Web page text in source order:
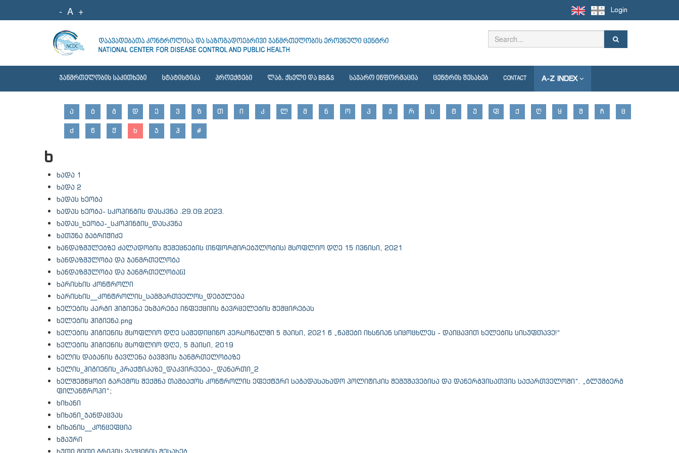
- A + Login
ᲯᲐᲜᲛᲠᲗᲔᲚᲝᲑᲘᲡ ᲡᲐᲙᲘᲗᲮᲔᲑᲘ ᲡᲢᲐᲢᲘᲡᲢᲘᲙᲐ ᲞᲠᲝᲔᲥᲢᲔᲑᲘ ᲚᲐᲑ. ᲥᲡᲔᲚᲘ ᲓᲐ BS&S ᲡᲐᲯᲐᲠᲝ ᲘᲜᲤᲝᲠᲛᲐᲪᲘᲐ ᲪᲔᲜᲢᲠᲘᲡ ᲨᲔᲡᲐᲮᲔᲑ CONTACT A-Z INDEX
Ა Ბ Გ Დ Ე Ვ Ზ Თ Ი Კ Ლ Მ Ნ Ო Პ Ჟ Რ Ს Ტ Უ Ფ Ქ Ღ Ყ Შ Ჩ Ც
Ძ Წ Ჭ Ხ Ჯ Ჰ #
ხ
ხადა 1
ხადა 2
ხადას ხეობა
ხადას ხეობა- სკოპინგის დასკვნა .29.09.2023.
ხადას_ხეობა-_სკოპინგის_დასკვნა
ხათუნა გაბრიჭიძე
ხანდაზმულებზე ძალადობის შემეცნების (ინფორმირებულობის) მსოფლიო დღე 15 ივნისი, 2021
ხანდაზმულობა და ჯანმრთელობა
ხანდაზმულობა და ჯანმრთელობა[i]
ხარისხის კონტროლი
ხარისხის__კონტროლის_სამმართველოს_დებულება
ხელების კარგი ჰიგიენა ეხმარება ინფექციის გავრცელების შემცირებას
ხელების ჰიგიენა.png
ხელების ჰიგიენის მსოფლიო დღე სამედიცინო პერსონალში 5 მაისი, 2021 წ „წამები იხსნიან სიცოცხლეს - დაიცავით ხელების სისუფთავე!“
ხელების ჰიგიენის მსოფლიო დღე, 5 მაისი, 2019
ხელის დაბანის გავლენა ბავშვის ჯანმრთელობაზე
ხელის_ჰიგიენის_პრაქტიკაზე_დაკვირვება-_დანართი_2
ხელშემწყობი გარემოს შექმნა თამბაქოს კონტროლის ეფექტური საგადასახადო პოლიტიკის შემუშავებისა და დანერგვისათვის საქართველოში“. „ბლუმბერგ
ფილანტროპი“;
ხიხანი
ხიხანი_ჯანდაცვას
ხიხანის__კონცეფცია
ხმაური